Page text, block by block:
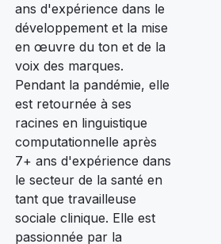
ans d'expérience dans le
développement et la mise
en œuvre du ton et de la
voix des marques.
Pendant la pandémie, elle
est retournée à ses
racines en linguistique
computationnelle après
7+ ans d'expérience dans
le secteur de la santé en
tant que travailleuse
sociale clinique. Elle est
passionnée par la